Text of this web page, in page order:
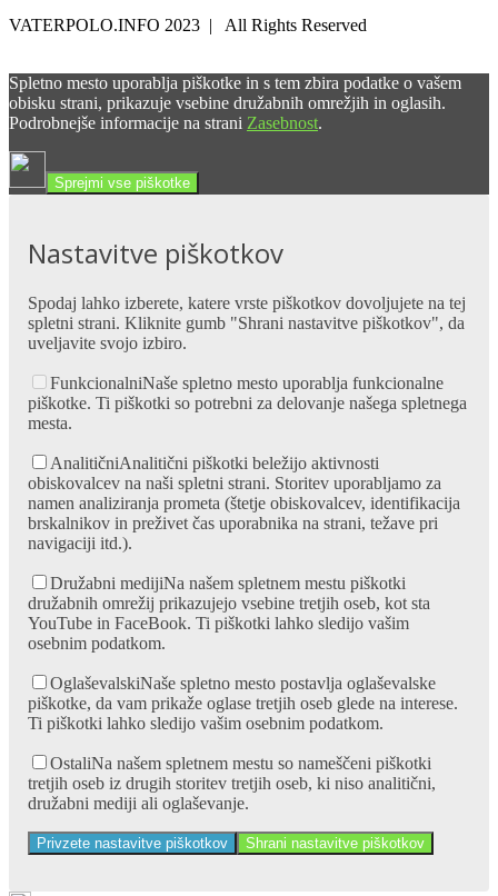
VATERPOLO.INFO 2023 | All Rights Reserved
Spletno mesto uporablja piškotke in s tem zbira podatke o vašem
obisku strani, prikazuje vsebine družabnih omrežjih in oglasih.
Podrobnejše informacije na strani Zasebnost.
Sprejmi vse piškotke
Nastavitve piškotkov
Spodaj lahko izberete, katere vrste piškotkov dovoljujete na tej
spletni strani. Kliknite gumb "Shrani nastavitve piškotkov", da
uveljavite svojo izbiro.
FunkcionalniNaše spletno mesto uporablja funkcionalne
piškotke. Ti piškotki so potrebni za delovanje našega spletnega
mesta.
AnalitičniAnalitični piškotki beležijo aktivnosti
obiskovalcev na naši spletni strani. Storitev uporabljamo za
namen analiziranja prometa (štetje obiskovalcev, identifikacija
brskalnikov in preživet čas uporabnika na strani, težave pri
navigaciji itd.).
Družabni medijiNa našem spletnem mestu piškotki
družabnih omrežij prikazujejo vsebine tretjih oseb, kot sta
YouTube in FaceBook. Ti piškotki lahko sledijo vašim
osebnim podatkom.
OglaševalskiNaše spletno mesto postavlja oglaševalske
piškotke, da vam prikaže oglase tretjih oseb glede na interese.
Ti piškotki lahko sledijo vašim osebnim podatkom.
OstaliNa našem spletnem mestu so nameščeni piškotki
tretjih oseb iz drugih storitev tretjih oseb, ki niso analitični,
družabni mediji ali oglaševanje.
Privzete nastavitve piškotkov Shrani nastavitve piškotkov